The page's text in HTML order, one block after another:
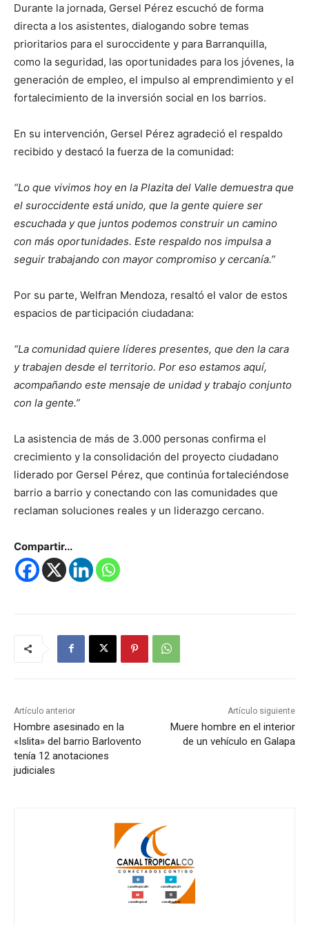
Durante la jornada, Gersel Pérez escuchó de forma
directa a los asistentes, dialogando sobre temas
prioritarios para el suroccidente y para Barranquilla,
como la seguridad, las oportunidades para los jóvenes, la
generación de empleo, el impulso al emprendimiento y el
fortalecimiento de la inversión social en los barrios.
En su intervención, Gersel Pérez agradeció el respaldo
recibido y destacó la fuerza de la comunidad:
“Lo que vivimos hoy en la Plazita del Valle demuestra que
el suroccidente está unido, que la gente quiere ser
escuchada y que juntos podemos construir un camino
con más oportunidades. Este respaldo nos impulsa a
seguir trabajando con mayor compromiso y cercanía.”
Por su parte, Welfran Mendoza, resaltó el valor de estos
espacios de participación ciudadana:
“La comunidad quiere líderes presentes, que den la cara
y trabajen desde el territorio. Por eso estamos aquí,
acompañando este mensaje de unidad y trabajo conjunto
con la gente.”
La asistencia de más de 3.000 personas confirma el
crecimiento y la consolidación del proyecto ciudadano
liderado por Gersel Pérez, que continúa fortaleciéndose
barrio a barrio y conectando con las comunidades que
reclaman soluciones reales y un liderazgo cercano.
Compartir...
Artículo anterior
Hombre asesinado en la
«Islita» del barrio Barlovento
tenía 12 anotaciones
judiciales
Artículo siguiente
Muere hombre en el interior
de un vehículo en Galapa